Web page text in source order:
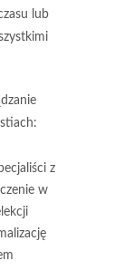
lub
z
w